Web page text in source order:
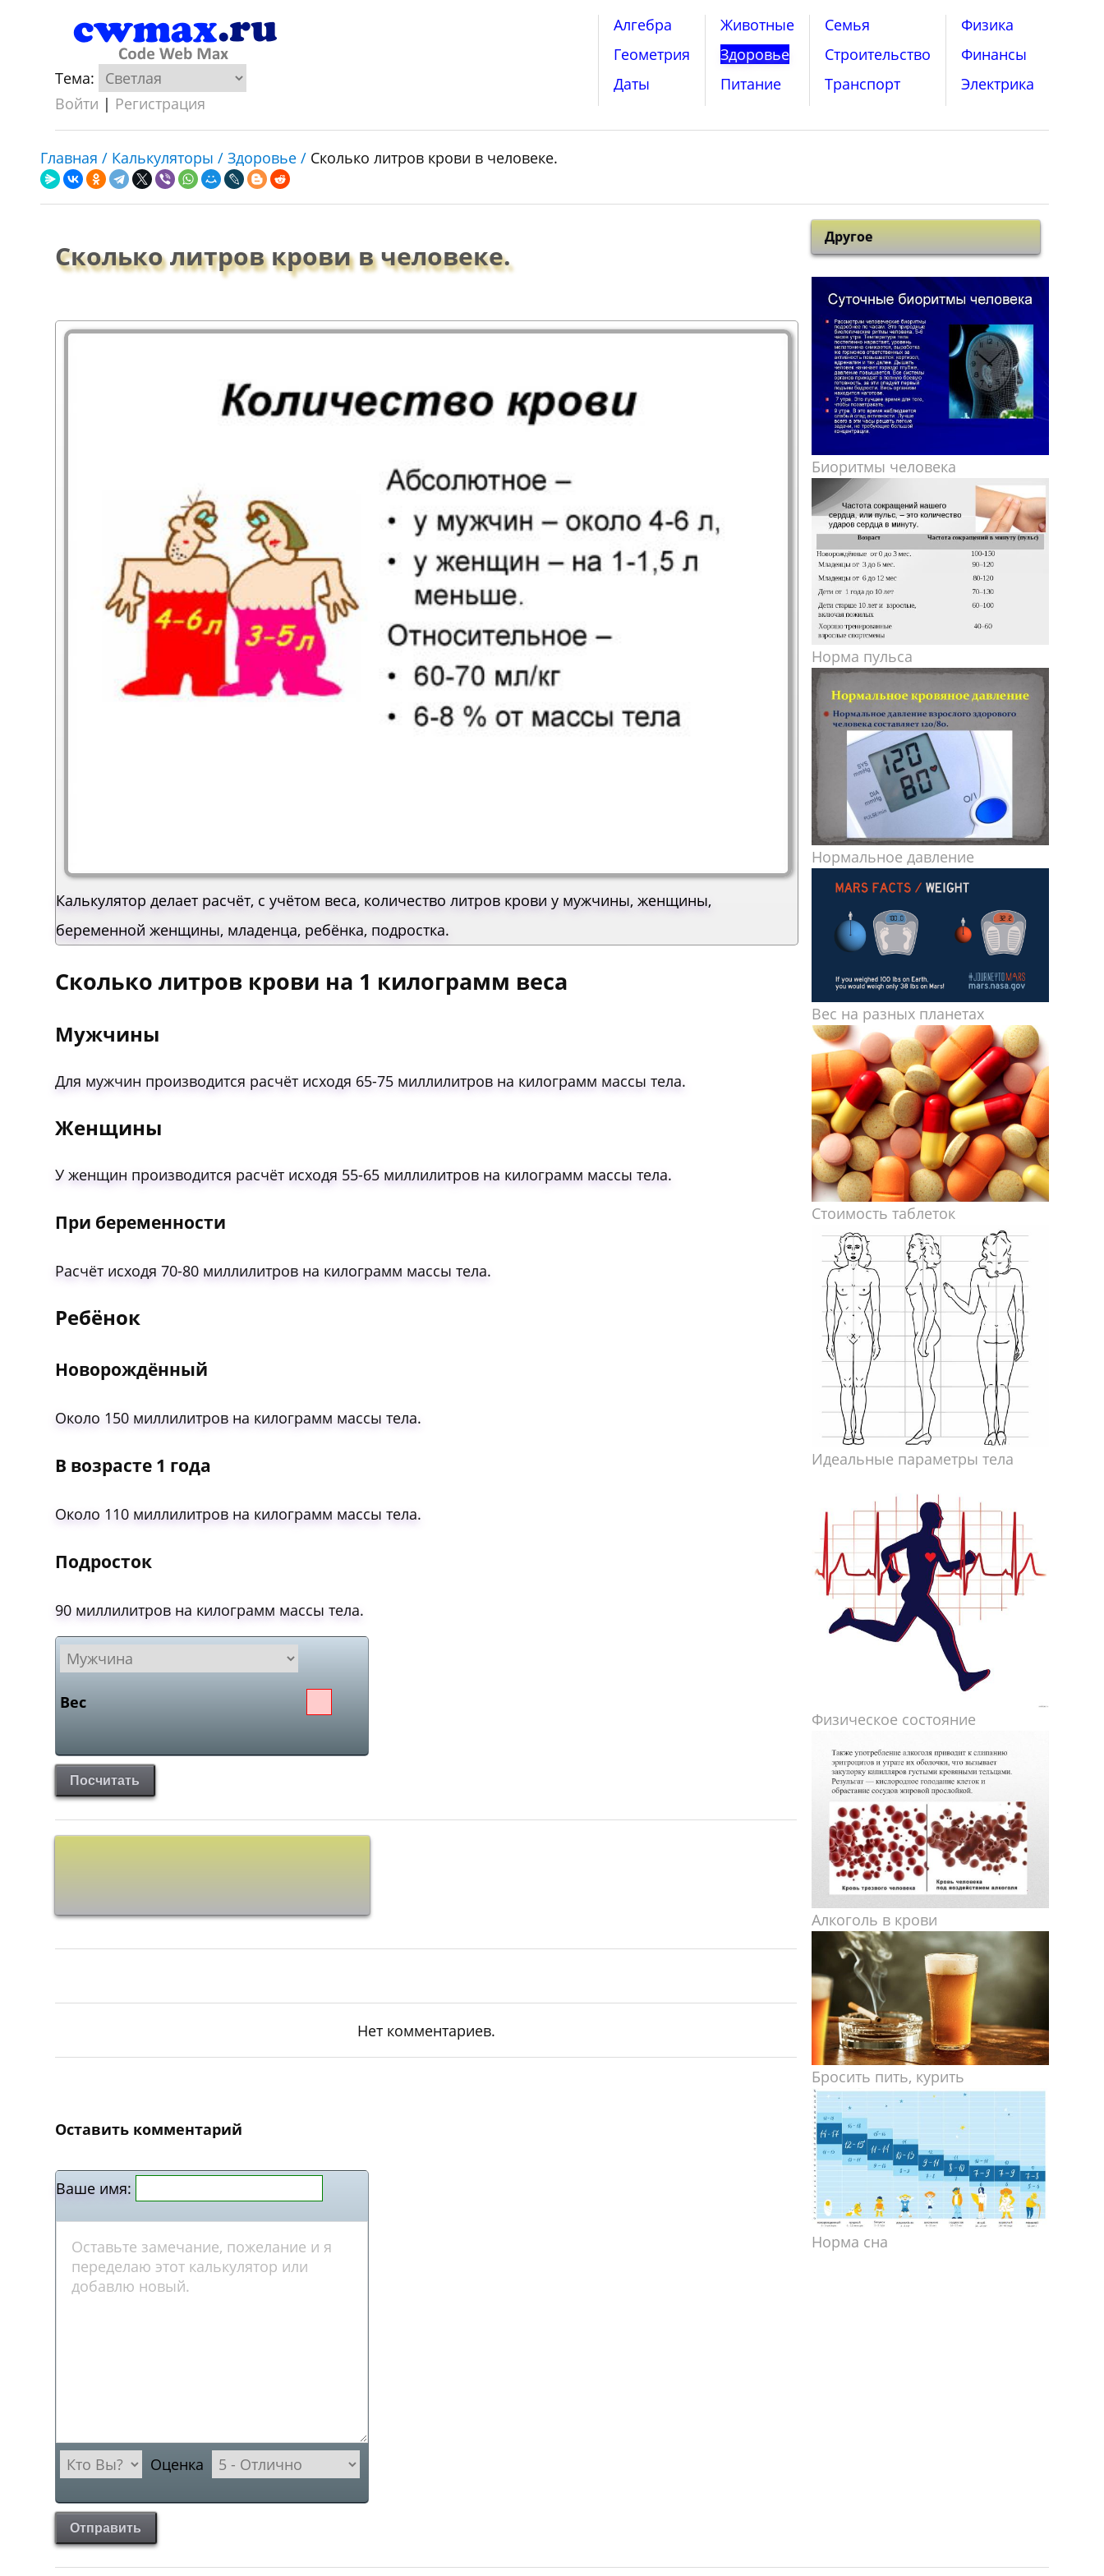
Тема:
Войти | Регистрация
Алгебра
Геометрия
Даты
Животные
Здоровье
Питание
Семья
Строительство
Транспорт
Физика
Финансы
Электрика
Главная / Калькуляторы /Здоровье / Сколько литров крови в человеке.
Сколько литров крови в человеке.
Калькулятор делает расчёт, с учётом веса, количество литров крови у мужчины, женщины,
беременной женщины, младенца, ребёнка, подростка.
Сколько литров крови на 1 килограмм веса
Мужчины
Для мужчин производится расчёт исходя 65-75 миллилитров на килограмм массы тела.
Женщины
У женщин производится расчёт исходя 55-65 миллилитров на килограмм массы тела.
При беременности
Расчёт исходя 70-80 миллилитров на килограмм массы тела.
Ребёнок
Новорождённый
Около 150 миллилитров на килограмм массы тела.
В возрасте 1 года
Около 110 миллилитров на килограмм массы тела.
Подросток
90 миллилитров на килограмм массы тела.
Вес
Посчитать
Нет комментариев.
Оставить комментарий
Ваше имя:
Оценка
Отправить
Другое
Биоритмы человека
Норма пульса
Нормальное давление
Вес на разных планетах
Стоимость таблеток
Идеальные параметры тела
Физическое состояние
Алкоголь в крови
Бросить пить, курить
Норма сна